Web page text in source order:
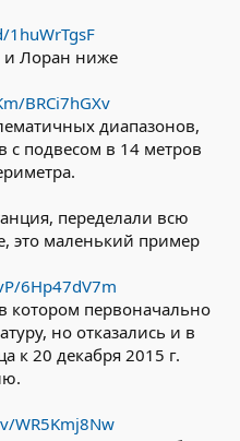
и Лоран ниже
BRCi7hGXv
диапазонов,
с подвесом в 14 метров
переделали всю
это маленький пример
6Hp47dV7m
котором первоначально
но отказались и в
к 20 декабря 2015 г.
WR5Kmj8Nw